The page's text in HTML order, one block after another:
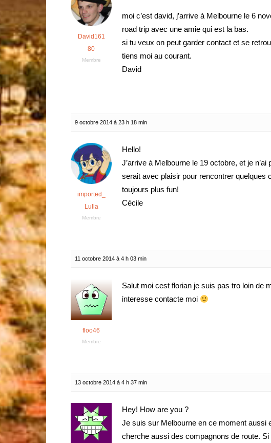
David161
80
Membre
moi c’est david, j’arrive à Melbourne le 6
road trip avec une amie qui est la bas.
si tu veux on peut garder contact et se
tiens moi au courant.
David
9 octobre 2014 à 23 h 18 min
imported_
Lulla
Membre
Hello!
J’arrive à Melbourne le 19 octobre, et je
serait avec plaisir pour rencontrer quelques
toujours plus fun!
Cécile
11 octobre 2014 à 4 h 03 min
floo46
Membre
Salut moi cest florian je suis pas tro loin de
interesse contacte moi
13 octobre 2014 à 4 h 37 min
Hey! How are you ?
Je suis sur Melbourne en ce moment aussi
cherche aussi des compagnons de route.